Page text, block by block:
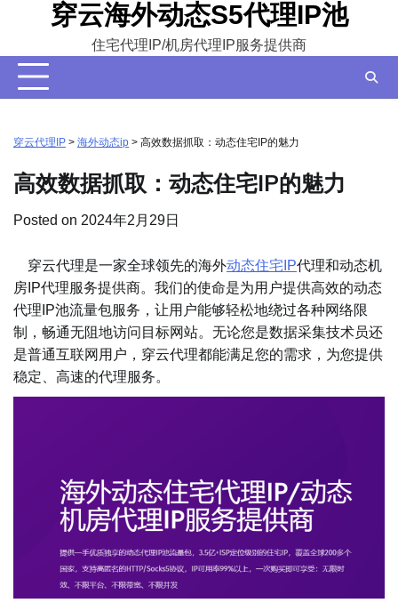
content
穿云海外动态S5代理IP池
住宅代理IP/机房代理IP服务提供商
穿云代理IP > 海外动态ip > 高效数据抓取：动态住宅IP的魅力
高效数据抓取：动态住宅IP的魅力
Posted on 2024年2月29日
穿云代理是一家全球领先的海外动态住宅IP代理和动态机
房IP代理服务提供商。我们的使命是为用户提供高效的动态
代理IP池流量包服务，让用户能够轻松地绕过各种网络限
制，畅通无阻地访问目标网站。无论您是数据采集技术员还
是普通互联网用户，穿云代理都能满足您的需求，为您提供
稳定、高速的代理服务。